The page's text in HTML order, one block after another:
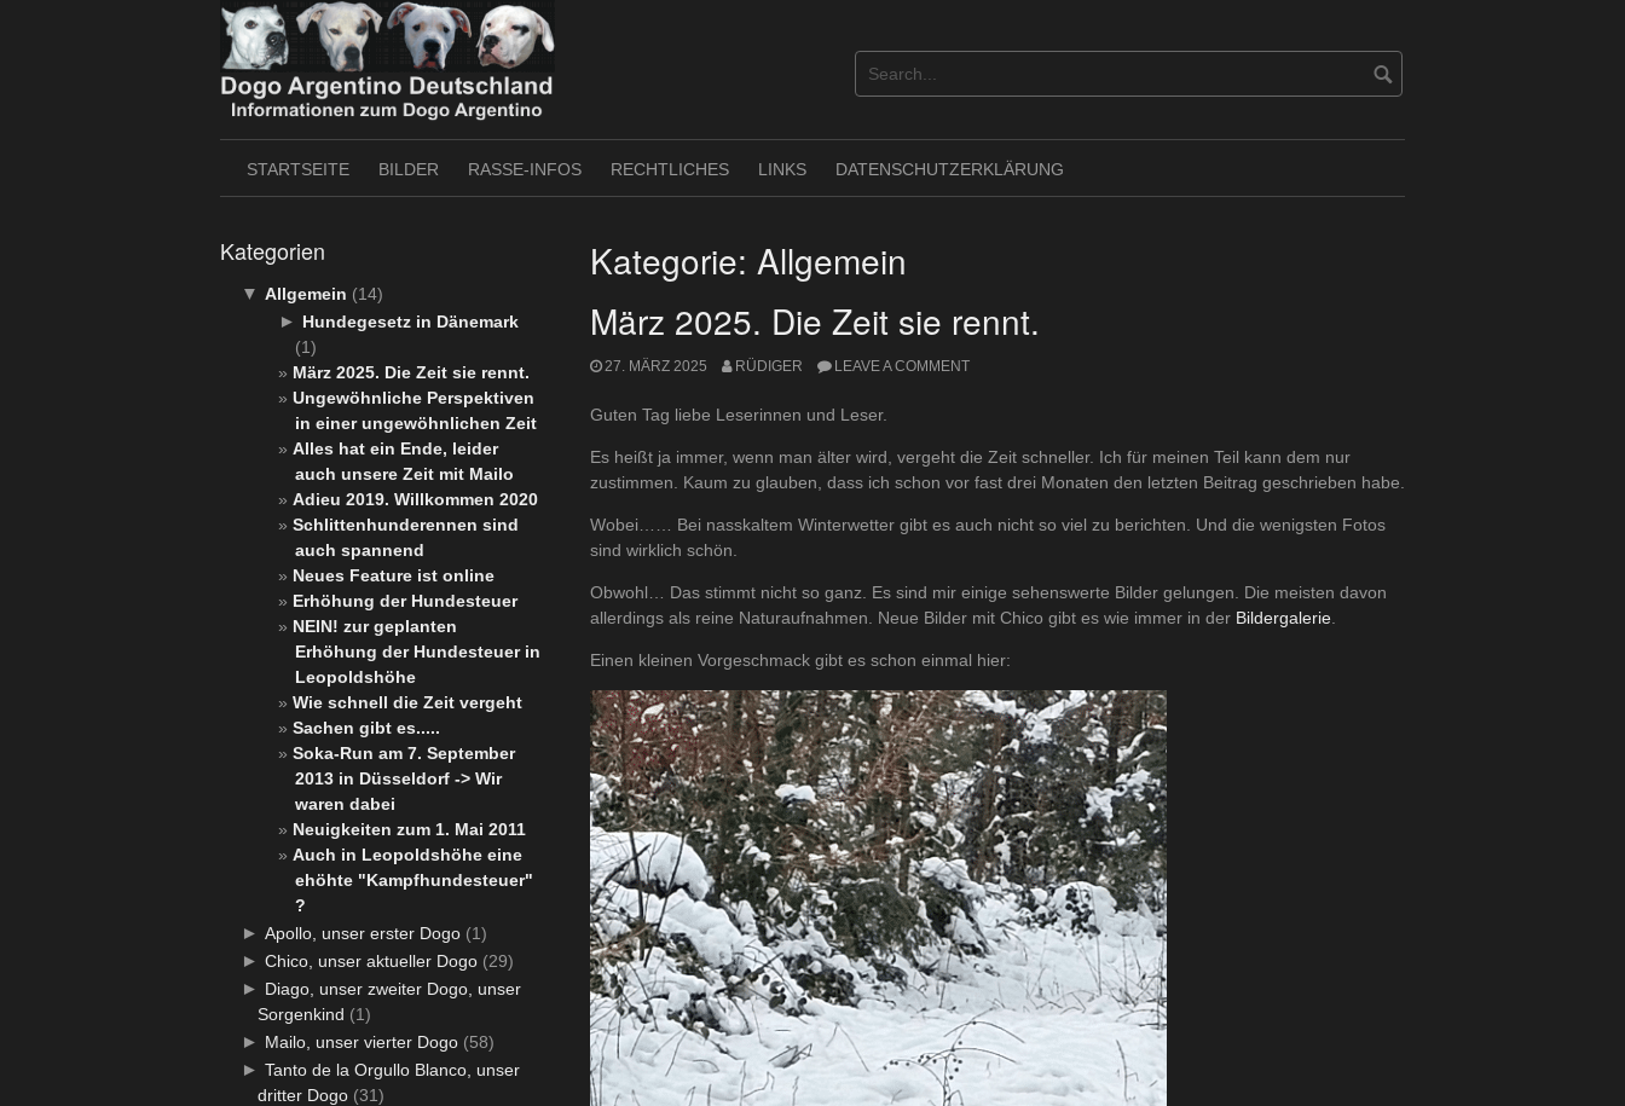
STARTSEITE BILDER RASSE-INFOS RECHTLICHES LINKS DATENSCHUTZERKLÄRUNG
Kategorie: Allgemein
März 2025. Die Zeit sie rennt.
27. MÄRZ 2025 RÜDIGER LEAVE A COMMENT
Guten Tag liebe Leserinnen und Leser.
Es heißt ja immer, wenn man älter wird, vergeht die Zeit schneller. Ich für meinen Teil kann dem nur
zustimmen. Kaum zu glauben, dass ich schon vor fast drei Monaten den letzten Beitrag geschrieben habe.
Wobei…… Bei nasskaltem Winterwetter gibt es auch nicht so viel zu berichten. Und die wenigsten Fotos
sind wirklich schön.
Obwohl… Das stimmt nicht so ganz. Es sind mir einige sehenswerte Bilder gelungen. Die meisten davon
allerdings als reine Naturaufnahmen. Neue Bilder mit Chico gibt es wie immer in der Bildergalerie
Einen kleinen Vorgeschmack gibt es schon einmal hier:
Kategorien
▼ Allgemein (14)
► Hundegesetz in Dänemark
(1)
März 2025. Die Zeit sie rennt.
Ungewöhnliche Perspektiven
in einer ungewöhnlichen Zeit
Alles hat ein Ende, leider
auch unsere Zeit mit Mailo
Adieu 2019. Willkommen 2020
Schlittenhunderennen sind
auch spannend
Neues Feature ist online
Erhöhung der Hundesteuer
NEIN! zur geplanten
Erhöhung der Hundesteuer in
Leopoldshöhe
Wie schnell die Zeit vergeht
Sachen gibt es.....
Soka-Run am 7. September
2013 in Düsseldorf -> Wir
waren dabei
Neuigkeiten zum 1. Mai 2011
Auch in Leopoldshöhe eine
ehöhte "Kampfhundesteuer"
?
► Apollo, unser erster Dogo(1)
► Chico, unser aktueller Dogo(29)
► Diago, unser zweiter Dogo, unser
Sorgenkind (1)
► Mailo, unser vierter Dogo(58)
► Tanto de la Orgullo Blanco, unser
dritter Dogo(31)